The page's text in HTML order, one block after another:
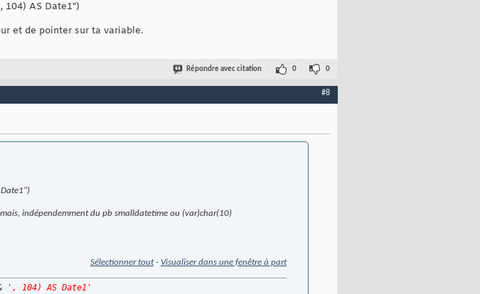
104) AS Date1")
et de pointer sur ta variable.
Répondre avec citation 0 0
#8
Date1")
indépendemment du pb smalldatetime ou (var)char(10)
Sélectionner tout- Visualiser dans une fenêtre à part
', 104) AS Date1'